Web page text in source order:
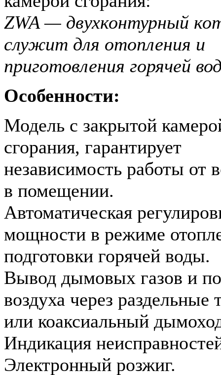
ZWA — двухконтурный
служит для отопления и
приготовления горячей
Особенности:
Модель с закрытой
сгорания, гарантирует
независимость работы от
в помещении.
Автоматическая
мощности в режиме
подготовки горячей воды.
Вывод дымовых газов и
воздуха через раздельные
или коаксиальный
Индикация
Электронный розжиг.